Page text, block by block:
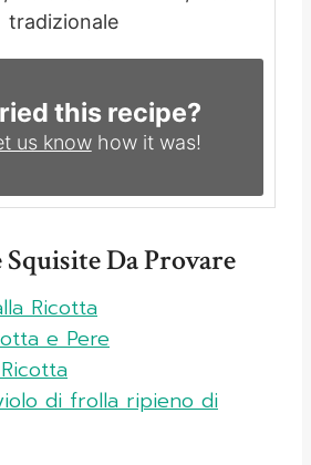
tradizionale
this recipe?
us knowhow it was!
Da Provare
Ricotta
e Pere
di frolla ripieno di